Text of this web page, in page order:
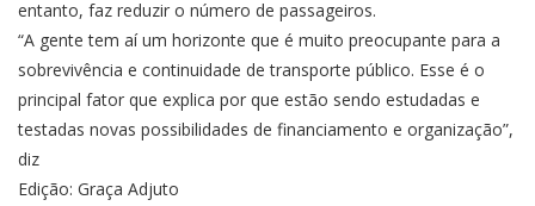
entanto, faz reduzir o número de passageiros.
“A gente tem aí um horizonte que é muito preocupante para a
sobrevivência e continuidade de transporte público. Esse é o
principal fator que explica por que estão sendo estudadas e
testadas novas possibilidades de financiamento e organização”,
diz
Edição: Graça Adjuto